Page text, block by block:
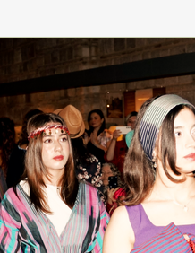
GENÇ TOHUMLUK İLETİŞİM
HATAY İSTANBUL
BİLİM VE TEKNOLOJİ